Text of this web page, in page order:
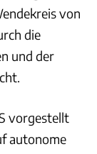
von
die
und der
vorgestellt
autonome